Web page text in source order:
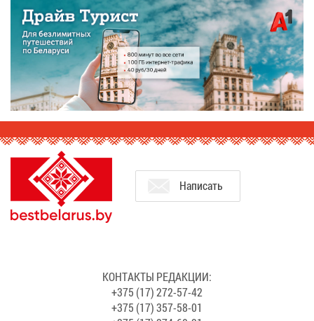
На­пи­сать
КОН­ТАК­ТЫ РЕ­ДАК­ЦИИ:
+375 (17) 272-57-42
+375 (17) 357-58-01